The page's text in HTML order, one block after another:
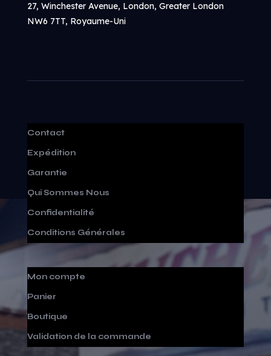
27, Winchester Avenue, London, Greater London
NW6 7TT, Royaume-Uni
Contact
Expédition
Garantie
Qui Sommes Nous
Confidentialité
Conditions Générales
Mon compte
Panier
Boutique
Validation de la commande